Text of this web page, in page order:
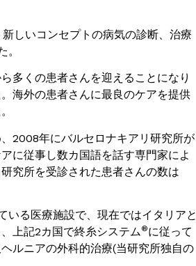
しいコンセプトの病気の診断、治療
多くの患者さんを迎えることになり
海外の患者さんに最良のケアを提供
2008年にバルセロナキアリ研究所が
に従事し数カ国語を話す専門家によ
究所を受診された患者さんの数は
いる医療施設で、現在ではイタリアと
上記2カ国で終糸システム®に従って
ルニアの外科的治療(当研究所独自の